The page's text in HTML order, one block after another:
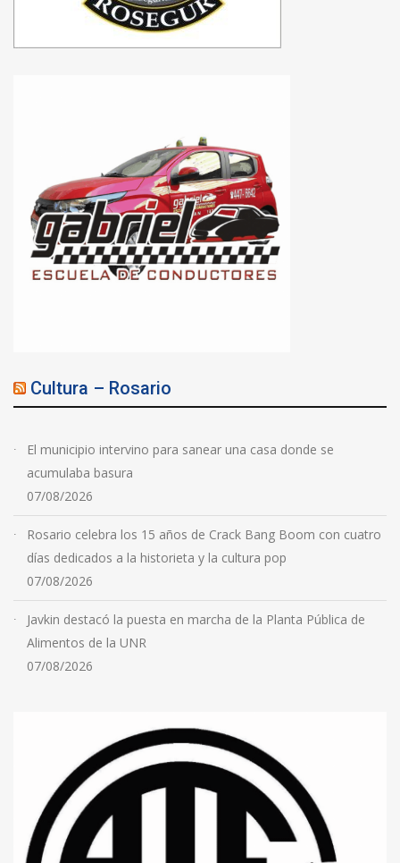
Cultura – Rosario
El municipio intervino para sanear una casa donde se
acumulaba basura
07/08/2026
Rosario celebra los 15 años de Crack Bang Boom con cuatro
días dedicados a la historieta y la cultura pop
07/08/2026
Javkin destacó la puesta en marcha de la Planta Pública de
Alimentos de la UNR
07/08/2026